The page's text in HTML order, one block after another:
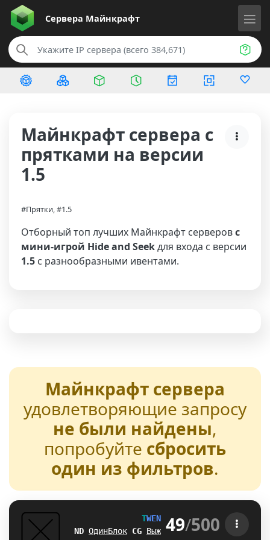
Сервера Майнкрафт
Майнкрафт сервера с
прятками на версии
1.5
#Прятки, #1.5
Отборный топ лучших Майнкрафт серверовс
мини-игрой Hide and Seekдля входа с версии
1.5 с разнообразными ивентами.
Майнкрафт сервера
удовлетворяющие запросу
не были найдены,
попробуйте сбросить
один из фильтров.
TWEN URE
[1.21-26.2]
\^ ОдинБлок MV Выживание RX БедВарс
49/500